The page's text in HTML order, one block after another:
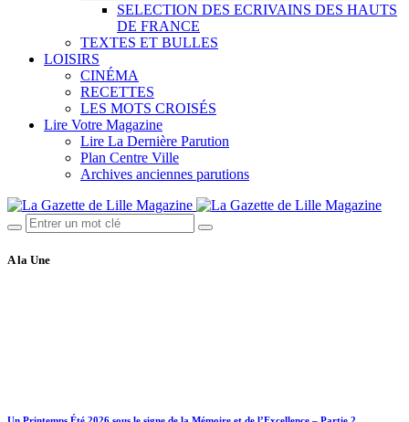
SELECTION DES ECRIVAINS DES HAUTS
DE FRANCE
TEXTES ET BULLES
LOISIRS
CINÉMA
RECETTES
LES MOTS CROISÉS
Lire Votre Magazine
Lire La Dernière Parution
Plan Centre Ville
Archives anciennes parutions
A la Une